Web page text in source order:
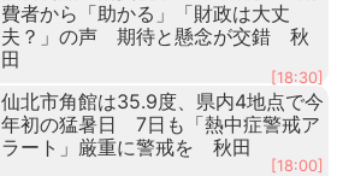
費者から「助かる」「財政は大丈
夫？」の声 期待と懸念が交錯 秋
田
[18:30]
仙北市角館は35.9度、県内4地点で今
年初の猛暑日 7日も「熱中症警戒ア
ラート」厳重に警戒を 秋田
[18:00]